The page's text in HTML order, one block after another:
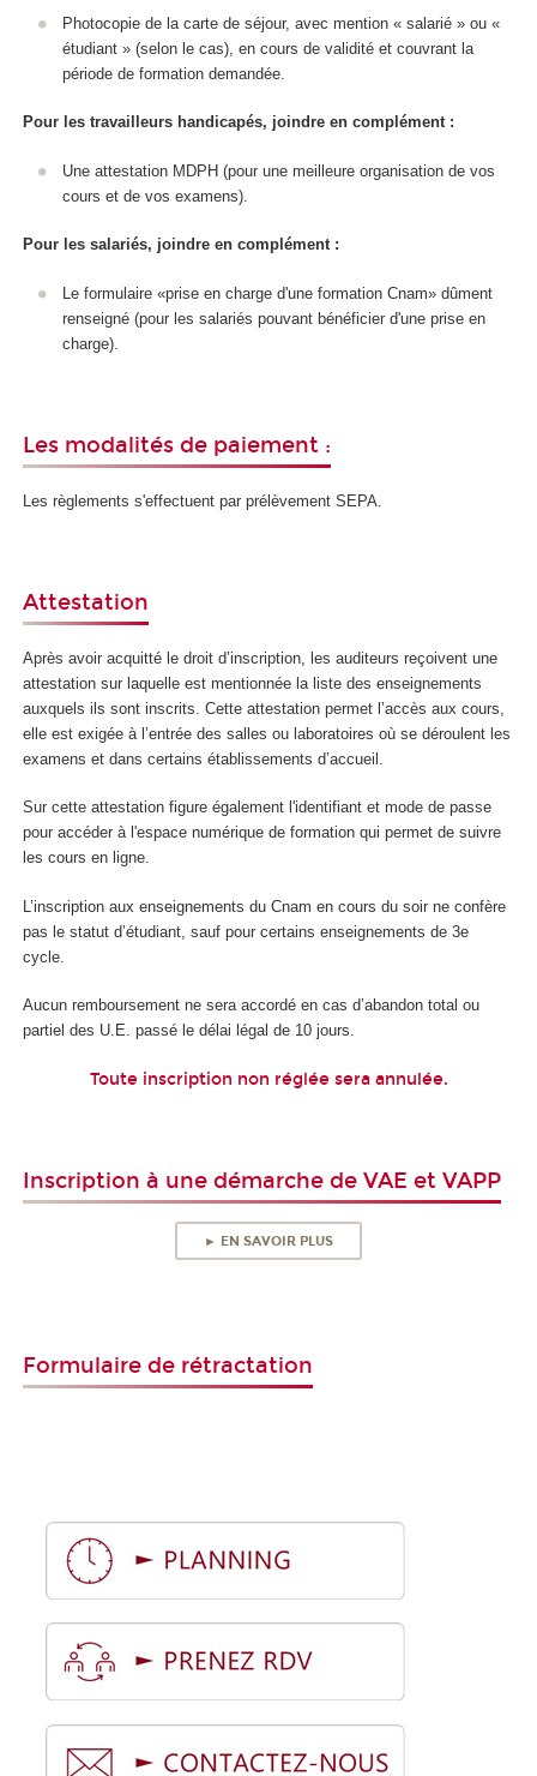
Photocopie de la carte de séjour, avec mention « salarié » ou «
étudiant » (selon le cas), en cours de validité et couvrant la
période de formation demandée.
Pour les travailleurs handicapés, joindre en complément :
Une attestation MDPH (pour une meilleure organisation de vos
cours et de vos examens).
Pour les salariés, joindre en complément :
Le formulaire «prise en charge d'une formation Cnam» dûment
renseigné (pour les salariés pouvant bénéficier d'une prise en
charge).
Les modalités de paiement :
Les règlements s'effectuent par prélèvement SEPA.
Attestation
Après avoir acquitté le droit d’inscription, les auditeurs reçoivent une
attestation sur laquelle est mentionnée la liste des enseignements
auxquels ils sont inscrits. Cette attestation permet l’accès aux cours,
elle est exigée à l’entrée des salles ou laboratoires où se déroulent les
examens et dans certains établissements d’accueil.
Sur cette attestation figure également l'identifiant et mode de passe
pour accéder à l'espace numérique de formation qui permet de suivre
les cours en ligne.
L’inscription aux enseignements du Cnam en cours du soir ne confère
pas le statut d’étudiant, sauf pour certains enseignements de 3e
cycle.
Aucun remboursement ne sera accordé en cas d’abandon total ou
partiel des U.E. passé le délai légal de 10 jours.
Toute inscription non réglée sera annulée.
Inscription à une démarche de VAE et VAPP
► EN SAVOIR PLUS
Formulaire de rétractation